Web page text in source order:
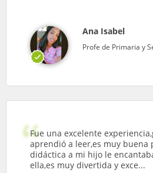
Ana Isabel
Profe de Primaria y
Fue una excelente
aprendió a leer,es muy buena
didáctica a mi hijo le
ella,es muy divertida y exce...